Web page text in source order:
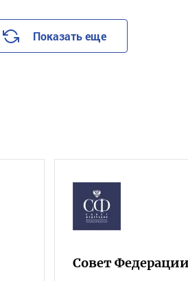
Показать еще
Совет Федерации